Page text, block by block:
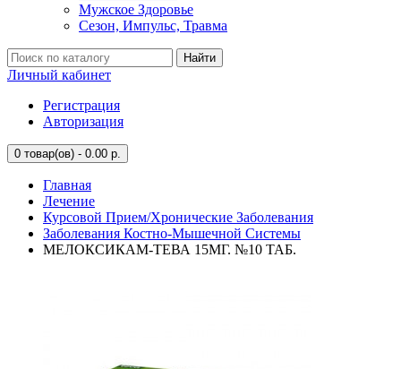
Мужское Здоровье
Сезон, Импульс, Травма
Найти
Личный кабинет
Регистрация
Авторизация
0 товар(ов) - 0.00 р.
Главная
Лечение
Курсовой Прием/Хронические Заболевания
Заболевания Костно-Мышечной Системы
МЕЛОКСИКАМ-ТЕВА 15МГ. №10 ТАБ.